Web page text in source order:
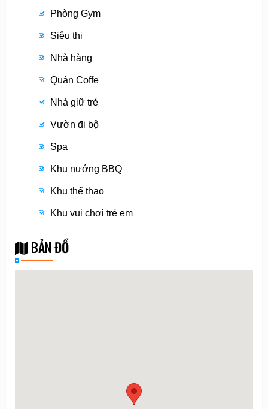
Phòng Gym
Siêu thị
Nhà hàng
Quán Coffe
Nhà giữ trẻ
Vườn đi bộ
Spa
Khu nướng BBQ
Khu thể thao
Khu vui chơi trẻ em
BẢN ĐỒ